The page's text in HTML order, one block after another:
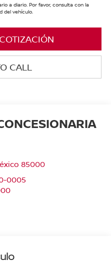
a diario. Por favor, consulta con la
del vehículo.
CALL
85000
0005